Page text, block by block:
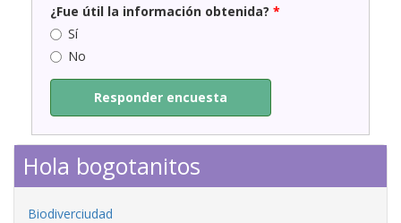
¿Fue útil la información obtenida? *
Sí
No
Responder encuesta
Hola bogotanitos
Biodiverciudad